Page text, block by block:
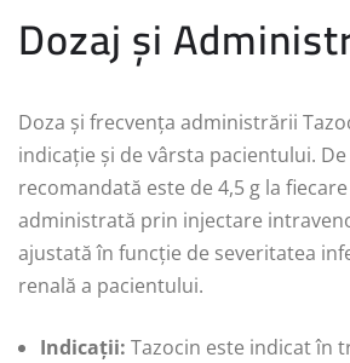
Dozaj și
Doza și frecvența administrării
indicație și de vârsta pacientului.
recomandată este de 4,5 g la
administrată prin injectare
ajustată în funcție de severitatea
renală a pacientului.
Indicații: Tazocin este indicat în